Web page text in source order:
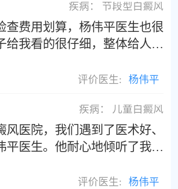
疾病： 节段型白癜风
查费用划算，杨伟平医生也很
给我看的很仔细，整体给人感
有任何不懂的都有医护人员全
评价医生:
杨伟平
疾病： 儿童白癜风
风医院，我们遇到了医术好、
平医生。他耐心地倾听了我们
析了孩子的病情，并为我们制
的治疗方案。仅仅两个多月的
评价医生:
杨伟平